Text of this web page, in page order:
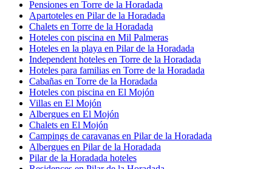
Pensiones en Torre de la Horadada
Apartoteles en Pilar de la Horadada
Chalets en Torre de la Horadada
Hoteles con piscina en Mil Palmeras
Hoteles en la playa en Pilar de la Horadada
Independent hoteles en Torre de la Horadada
Hoteles para familias en Torre de la Horadada
Cabañas en Torre de la Horadada
Hoteles con piscina en El Mojón
Villas en El Mojón
Albergues en El Mojón
Chalets en El Mojón
Campings de caravanas en Pilar de la Horadada
Albergues en Pilar de la Horadada
Pilar de la Horadada hoteles